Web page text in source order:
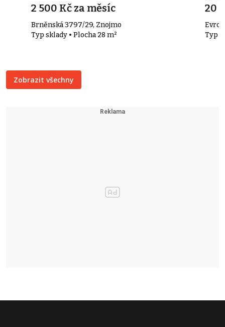
2 500 Kč za měsíc
Brněnská 3797/29, Znojmo
Typ sklady • Plocha 28 m²
20
Typ
Zobrazit všechny